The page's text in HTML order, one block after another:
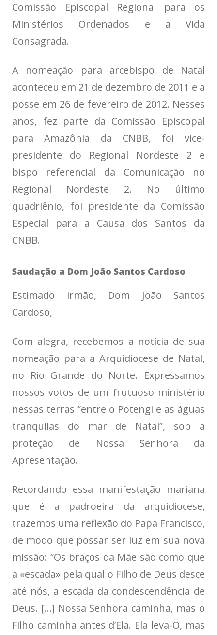
Comissão Episcopal Regional para os
Ministérios Ordenados e a Vida
Consagrada.
A nomeação para arcebispo de Natal
aconteceu em 21 de dezembro de 2011 e a
posse em 26 de fevereiro de 2012. Nesses
anos, fez parte da Comissão Episcopal
para Amazônia da CNBB, foi vice-
presidente do Regional Nordeste 2 e
bispo referencial da Comunicação no
Regional Nordeste 2. No último
quadriênio, foi presidente da Comissão
Especial para a Causa dos Santos da
CNBB.
Saudação a Dom João Santos Cardoso
Estimado irmão, Dom João Santos
Cardoso,
Com alegra, recebemos a notícia de sua
nomeação para a Arquidiocese de Natal,
no Rio Grande do Norte. Expressamos
nossos votos de um frutuoso ministério
nessas terras “entre o Potengi e as águas
tranquilas do mar de Natal”, sob a
proteção de Nossa Senhora da
Apresentação.
Recordando essa manifestação mariana
que é a padroeira da arquidiocese,
trazemos uma reflexão do Papa Francisco,
de modo que possar ser luz em sua nova
missão: “Os braços da Mãe são como que
a «escada» pela qual o Filho de Deus desce
até nós, a escada da condescendência de
Deus. […] Nossa Senhora caminha, mas o
Filho caminha antes d’Ela. Ela leva-O, mas